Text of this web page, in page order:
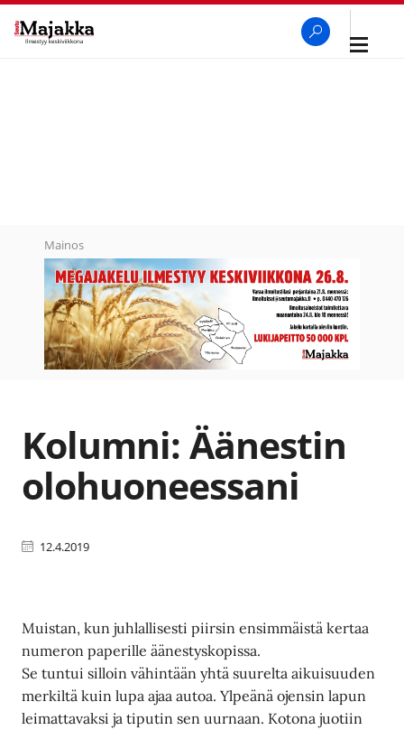
Avaa
Mainos
Kolumni: Äänestin
olohuoneessani
12.4.2019
Muistan, kun juhlallisesti piirsin ensimmäistä kertaa
numeron paperille äänestyskopissa.
Se tuntui silloin vähintään yhtä suurelta aikuisuuden
merkiltä kuin lupa ajaa autoa. Ylpeänä ojensin lapun
leimattavaksi ja tiputin sen uurnaan. Kotona juotiin